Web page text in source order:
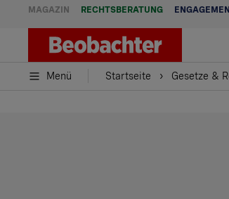
MAGAZIN RECHTSBERATUNG
Menü Startseite Gesetze &